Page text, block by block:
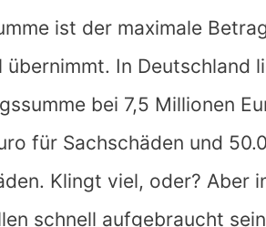
ist der maximale
übernimmt. In Deutschland
bei 7,5 Millionen
für Sachschäden und
Klingt viel, oder? Aber
schnell aufgebraucht